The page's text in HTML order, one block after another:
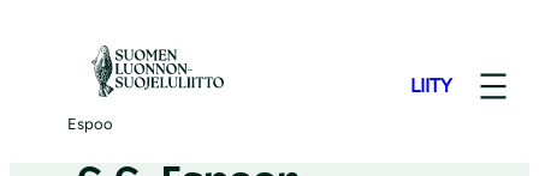
Espoo
LIITY
Espoo